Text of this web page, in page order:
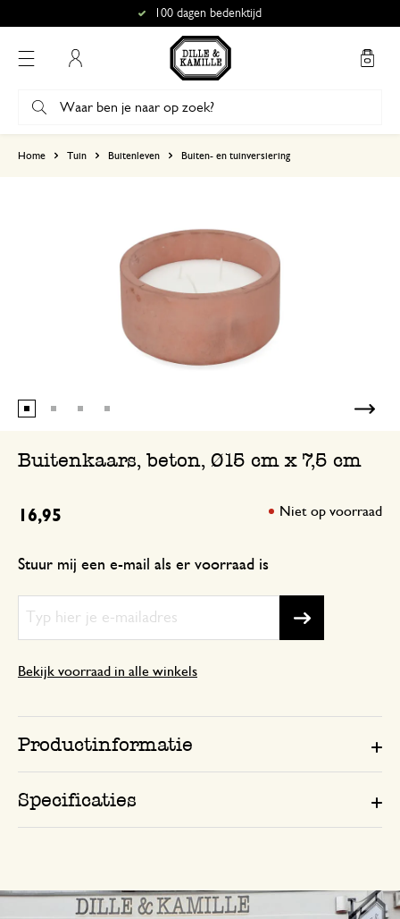
100 dagen bedenktijd
Home Tuin Buitenleven Buiten- en tuinversiering
Buitenkaars, beton, Ø15 cm x 7,5 cm
16,95
Stuur mij een e-mail als er voorraad is
Niet op voorraad
Bekijk voorraad in alle winkels
Productinformatie
Specificaties